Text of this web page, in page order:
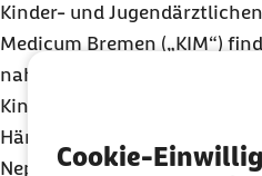
Cookie-
Kinder- und
Medicum Bremen („KIM“)
nahezu alle spezialisierten
Kinderheilkunde:
Hämatologie,
Nephrologie, Neuropädiatrie.